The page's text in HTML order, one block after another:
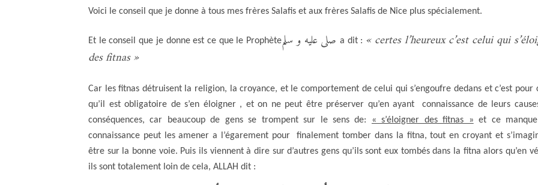
Voici le conseil que je donne à tous mes frères Salafis et aux frères Salafis de Nice plus spécialement.
Et le conseil que je donne est ce que le Prophète صلى عليه و سلمa dit : « certes l’heureux c’est celui qui
des fitnas »
Car les fitnas détruisent la religion, la croyance, et le comportement de celui qui s’engoufre dedans et c’est pour
qu’il est obligatoire de s’en éloigner , et on ne peut être préserver qu’en ayant connaissance de leurs
conséquences, car beaucoup de gens se trompent sur le sens de: « s’éloigner des fitnas » et ce
connaissance peut les amener a l’égarement pour finalement tomber dans la fitna, tout en croyant et
être sur la bonne voie. Puis ils viennent à dire sur d’autres gens qu’ils sont eux tombés dans la fitna alors qu’en
ils sont totalement loin de cela, ALLAH dit :